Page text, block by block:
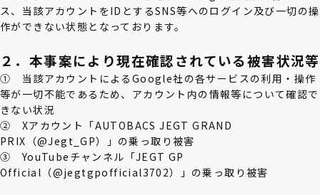
ス、当該アカウントをIDとするSNS等へのログイン及び一切の操
作ができない状態となっております。
２．本事案により現在確認されている被害状況等
① 当該アカウントによるGoogle社の各サービスの利用・操作
等が一切不能であるため、アカウント内の情報等について確認で
きない状況
② Xアカウント「AUTOBACS JEGT GRAND
PRIX（@Jegt_GP）」の乗っ取り被害
③ YouTubeチャンネル「JEGT GP
Official（@jegtgpofficial3702）」の乗っ取り被害